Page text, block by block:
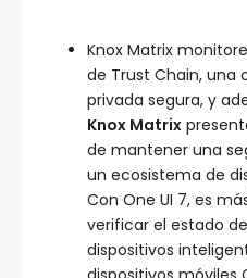
Knox Matrix
de Trust Chain, una
privada segura, y
Knox Matrix
de mantener una
un ecosistema de
Con One UI 7, es
verificar el estado
dispositivos